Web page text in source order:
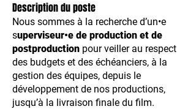
Description du poste
Nous sommes à la recherche d’un•e
superviseur•e de production et de
postproduction pour veiller au respect
des budgets et des échéanciers, à la
gestion des équipes, depuis le
développement de nos productions,
jusqu’à la livraison finale du film.